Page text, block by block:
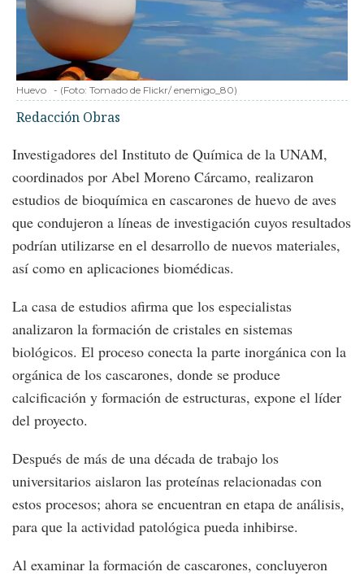
Huevo - (Foto: Tomado de Flickr/ enemigo_80)
Redacción Obras
Investigadores del Instituto de Química de la UNAM,
coordinados por Abel Moreno Cárcamo, realizaron
estudios de bioquímica en cascarones de huevo de aves
que condujeron a líneas de investigación cuyos resultados
podrían utilizarse en el desarrollo de nuevos materiales,
así como en aplicaciones biomédicas.
La casa de estudios afirma que los especialistas
analizaron la formación de cristales en sistemas
biológicos. El proceso conecta la parte inorgánica con la
orgánica de los cascarones, donde se produce
calcificación y formación de estructuras, expone el líder
del proyecto.
Después de más de una década de trabajo los
universitarios aislaron las proteínas relacionadas con
estos procesos; ahora se encuentran en etapa de análisis,
para que la actividad patológica pueda inhibirse.
Al examinar la formación de cascarones, concluyeron